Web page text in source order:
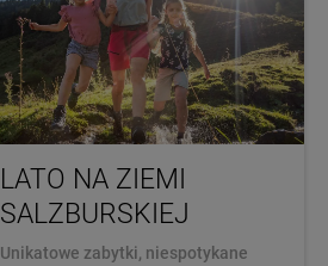
LATO NA ZIEMI
SALZBURSKIEJ
Unikatowe zabytki, niespotykane